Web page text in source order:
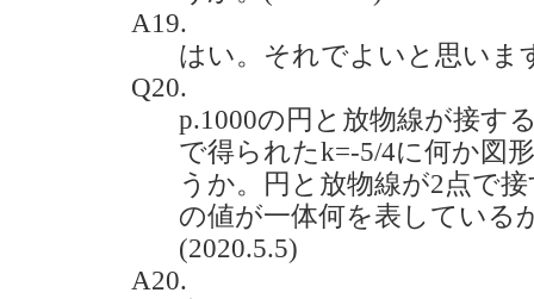
A19.
はい。それでよいと思いま
Q20.
p.1000の円と放物線が接す
で得られたk=-5/4に何か図
うか。円と放物線が2点で
の値が一体何を表している
(2020.5.5)
A20.